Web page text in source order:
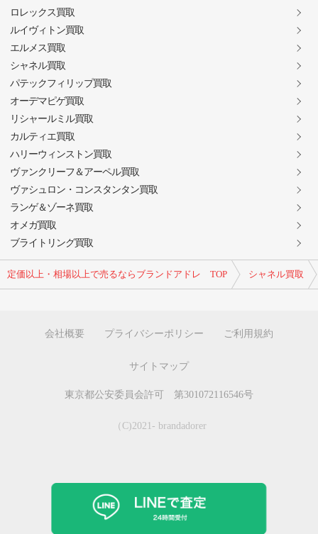
定価以上・相場以上で売るならブランドアドレ TOP シャネル買取
ロレックス買取
ルイヴィトン買取
エルメス買取
シャネル買取
パテックフィリップ買取
オーデマピゲ買取
リシャールミル買取
カルティエ買取
ハリーウィンストン買取
ヴァンクリーフ＆アーペル買取
ヴァシュロン・コンスタンタン買取
ランゲ＆ゾーネ買取
オメガ買取
ブライトリング買取
会社概要 プライバシーポリシー ご利用規約
サイトマップ
東京都公安委員会許可 第301072116546号
（C)2021- brandadorer